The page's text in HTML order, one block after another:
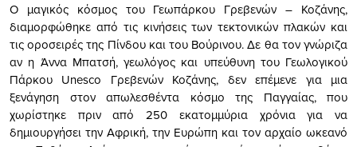
Ο μαγικός κόσμος του Γεωπάρκου Γρεβενών – Κοζάνης,
διαμορφώθηκε από τις κινήσεις των τεκτονικών πλακών και
τις οροσειρές της Πίνδου και του Βούρινου. Δε θα τον γνώριζα
αν η Άννα Μπατσή, γεωλόγος και υπεύθυνη του Γεωλογικού
Πάρκου Unesco Γρεβενών Κοζάνης, δεν επέμενε για μια
ξενάγηση στον απωλεσθέντα κόσμο της Παγγαίας, που
χωρίστηκε πριν από 250 εκατομμύρια χρόνια για να
δημιουργήσει την Αφρική, την Ευρώπη και τον αρχαίο ωκεανό